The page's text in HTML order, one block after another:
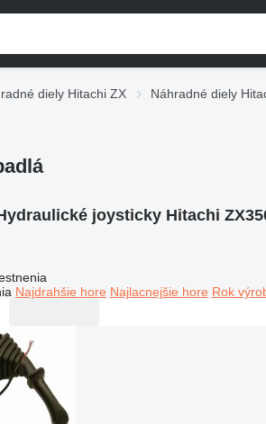
diely Hitachi ZX Náhradné diely
joysticky Hitachi
Najdrahšie hore Najlacnejšie hore Rok